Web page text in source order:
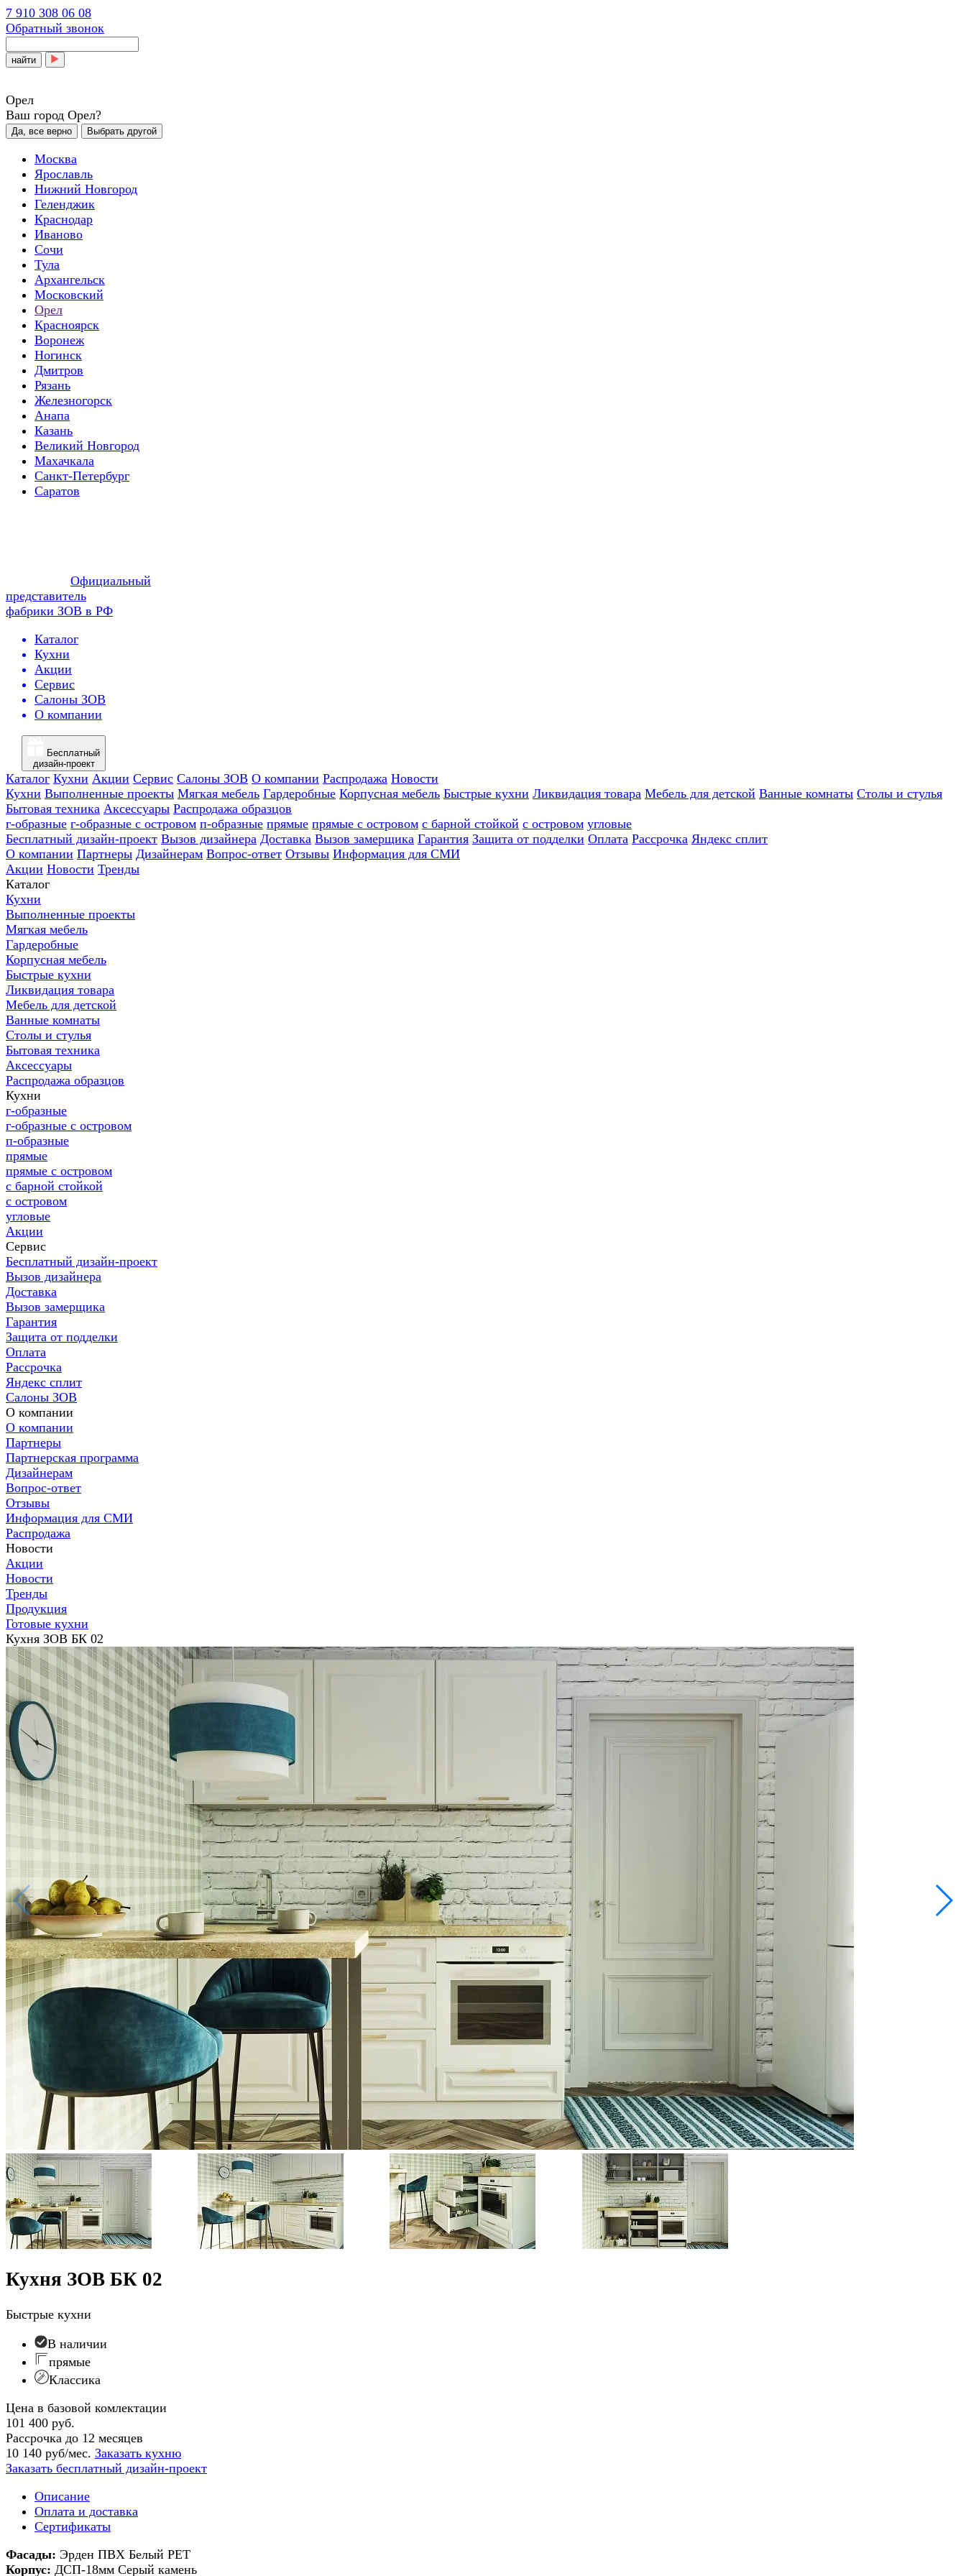
7 910 308 06 08
Обратный звонок
найти
Орел
Ваш город Орел?
Да, все верно Выбрать другой
Москва
Ярославль
Нижний Новгород
Геленджик
Краснодар
Иваново
Сочи
Тула
Архангельск
Московский
Орел
Красноярск
Воронеж
Ногинск
Дмитров
Рязань
Железногорск
Анапа
Казань
Великий Новгород
Махачкала
Санкт-Петербург
Саратов
Официальный
представитель
фабрики ЗОВ в РФ
Каталог
Кухни
Акции
Сервис
Салоны ЗОВ
О компании
Бесплатный
дизайн-проект
Каталог Кухни Акции Сервис Салоны ЗОВ О компании Распродажа Новости
Кухни Выполненные проекты Мягкая мебель Гардеробные Корпусная мебель Быстрые кухни Ликвидация товара Мебель для детской Ванные комнаты Столы и стулья
Бытовая техника Аксессуары Распродажа образцов
г-образные г-образные с островом п-образные прямые прямые с островом с барной стойкой с островом угловые
Бесплатный дизайн-проект Вызов дизайнера Доставка Вызов замерщика Гарантия Защита от подделки Оплата Рассрочка Яндекс сплит
О компании Партнеры Дизайнерам Вопрос-ответ Отзывы Информация для СМИ
Акции Новости Тренды
Каталог
Кухни
Выполненные проекты
Мягкая мебель
Гардеробные
Корпусная мебель
Быстрые кухни
Ликвидация товара
Мебель для детской
Ванные комнаты
Столы и стулья
Бытовая техника
Аксессуары
Распродажа образцов
Кухни
г-образные
г-образные с островом
п-образные
прямые
прямые с островом
с барной стойкой
с островом
угловые
Акции
Сервис
Бесплатный дизайн-проект
Вызов дизайнера
Доставка
Вызов замерщика
Гарантия
Защита от подделки
Оплата
Рассрочка
Яндекс сплит
Салоны ЗОВ
О компании
О компании
Партнеры
Партнерская программа
Дизайнерам
Вопрос-ответ
Отзывы
Информация для СМИ
Распродажа
Новости
Акции
Новости
Тренды
Продукция
Готовые кухни
Кухня ЗОВ БК 02
Кухня ЗОВ БК 02
Быстрые кухни
В наличии
прямые
Классика
Цена в базовой комлектации
101 400 руб.
Рассрочка до 12 месяцев
10 140 руб/мес. Заказать кухню
Заказать бесплатный дизайн-проект
Описание
Оплата и доставка
Сертификаты
Фасады: Эрден ПВХ Белый PET
Корпус: ДСП-18мм Серый камень